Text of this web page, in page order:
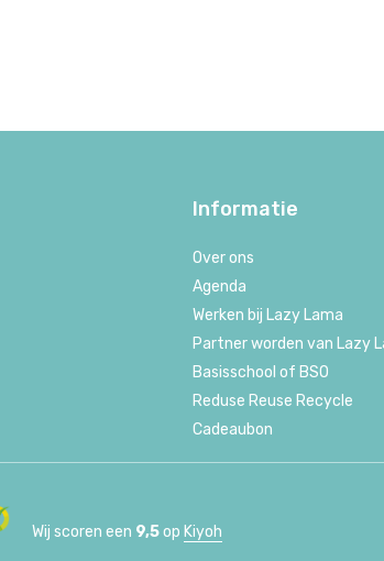
Informatie
Over ons
Agenda
Werken bij Lazy Lama
Partner worden van Lazy
Basisschool of BSO
Reduse Reuse Recycle
Cadeaubon
Wij scoren een 9,5op Kiyoh